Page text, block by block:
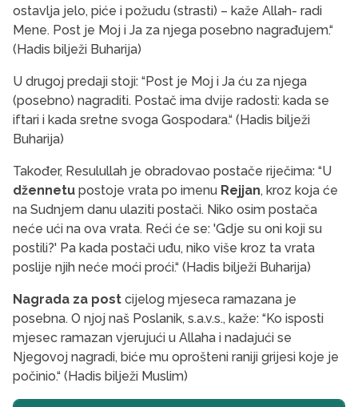
ostavlja jelo, piće i požudu (strasti) – kaže Allah- radi
Mene. Post je Moj i Ja za njega posebno nagrađujem.“
(Hadis bilježi Buharija)
U drugoj predaji stoji: “Post je Moj i Ja ću za njega
(posebno) nagraditi. Postač ima dvije radosti: kada se
iftari i kada sretne svoga Gospodara.“ (Hadis bilježi
Buharija)
Također, Resulullah je obradovao postače riječima: “U
džennetu postoje vrata po imenu Rejjan, kroz koja će
na Sudnjem danu ulaziti postači. Niko osim postača
neće ući na ova vrata. Reći će se: 'Gdje su oni koji su
postili?' Pa kada postači uđu, niko više kroz ta vrata
poslije njih neće moći proći.“ (Hadis bilježi Buharija)
Nagrada za post cijelog mjeseca ramazana je
posebna. O njoj naš Poslanik, s.a.v.s., kaže: “Ko isposti
mjesec ramazan vjerujući u Allaha i nadajući se
Njegovoj nagradi, biće mu oprošteni raniji grijesi koje je
počinio.“ (Hadis bilježi Muslim)